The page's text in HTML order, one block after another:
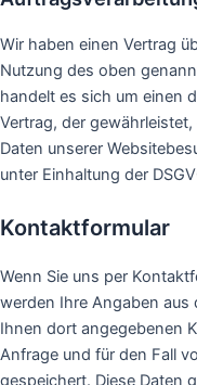
Wir haben einen Vertrag
Nutzung des oben
handelt es sich um einen
Vertrag, der
Daten unserer
unter Einhaltung der
Kontaktformular
Wenn Sie uns per
werden Ihre Angaben aus
Ihnen dort angegebenen
Anfrage und für den Fall
gespeichert. Diese Daten